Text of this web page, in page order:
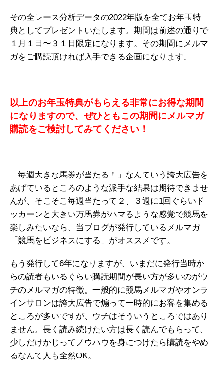
その全レース分析データの2022年版を全てお年玉特
典としてプレゼントいたします。期間は前述の通りで
１月１日〜３１日限定になります。その期間にメルマ
ガをご購読頂ければ入手できる企画になります。
以上のお年玉特典がもらえる非常にお得な期間
になりますので、ぜひともこの期間にメルマガ
購読をご検討してみてください！
「毎週大きな馬券が当たる！」なんていう誇大広告を
あげているところのような派手な結果は期待できませ
んが、そこそこ毎週当たって２、３週に1回ぐらいド
ッカーンと大きい万馬券がハマるような感覚で競馬を
楽しみたいなら、当ブログが発行しているメルマガ
「競馬をビジネスにする」がオススメです。
もう発行して6年になりますが、いまだに発行当時か
らの読者もいるぐらい購読期間が長い方が多いのがウ
チのメルマガの特徴。一般的に競馬メルマガやオンラ
インサロンは誇大広告で煽って一時的にお客を集める
ところが多いですが、ウチはそういうところではあり
ません。長く読み続けたい方は長く読んでもらって、
少しだけかじってノウハウを身につけたら購読をやめ
るなんて人も全然OK。